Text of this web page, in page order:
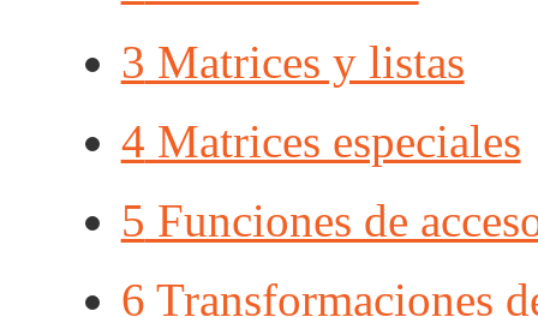
3 Matrices y listas
4 Matrices especiales
5 Funciones de
6 Transformaciones